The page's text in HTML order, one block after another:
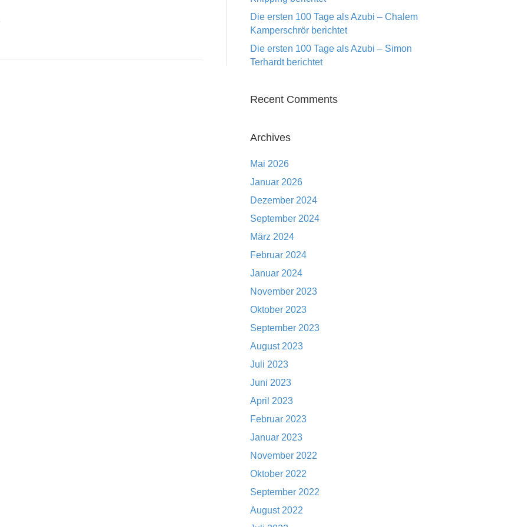
Die ersten 100 Tage als Azubi – Chalem
Kamperschrör berichtet
Die ersten 100 Tage als Azubi – Simon
Terhardt berichtet
Recent Comments
Archives
Mai 2026
Januar 2026
Dezember 2024
September 2024
März 2024
Februar 2024
Januar 2024
November 2023
Oktober 2023
September 2023
August 2023
Juli 2023
Juni 2023
April 2023
Februar 2023
Januar 2023
November 2022
Oktober 2022
September 2022
August 2022